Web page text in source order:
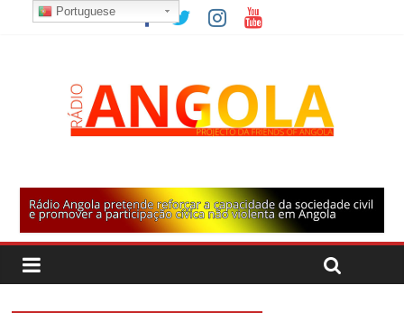
Portuguese